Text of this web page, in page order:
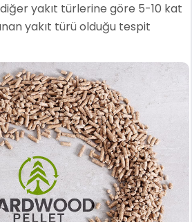
yakıt türlerine göre 5-10 kat
yakıt türü olduğu tespit